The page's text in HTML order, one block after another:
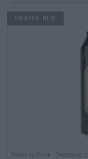
Untappd: NEW
Porter en Stout | Donker en